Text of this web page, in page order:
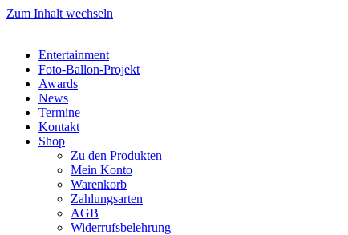
Zum Inhalt wechseln
Entertainment
Foto-Ballon-Projekt
Awards
News
Termine
Kontakt
Shop
Zu den Produkten
Mein Konto
Warenkorb
Zahlungsarten
AGB
Widerrufsbelehrung